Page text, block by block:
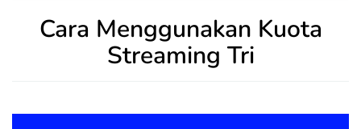
Cara Menggunakan Kuota
Streaming Tri